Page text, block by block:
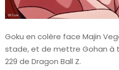
Goku en colère face Majin
stade, et de mettre Gohan à
229 de Dragon Ball Z.